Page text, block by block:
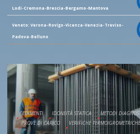
Lodi-Cremona-Brescia-Bergamo-Mantova
Veneto: Verona-Rovigo-Vicenza-Venezia-Treviso-
Padova-Belluno
CEDIMENTI IDONEITÀ STATICA METODI
PROVE DI CARICO
VERIFICHE